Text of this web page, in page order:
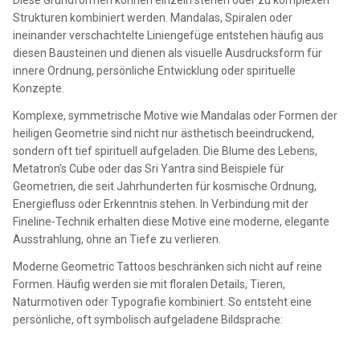
Strukturen kombiniert werden. Mandalas, Spiralen oder
ineinander verschachtelte Liniengefüge entstehen häufig aus
diesen Bausteinen und dienen als visuelle Ausdrucksform für
innere Ordnung, persönliche Entwicklung oder spirituelle
Konzepte.
Komplexe, symmetrische Motive wie Mandalas oder Formen der
heiligen Geometrie sind nicht nur ästhetisch beeindruckend,
sondern oft tief spirituell aufgeladen. Die Blume des Lebens,
Metatron’s Cube oder das Sri Yantra sind Beispiele für
Geometrien, die seit Jahrhunderten für kosmische Ordnung,
Energiefluss oder Erkenntnis stehen. In Verbindung mit der
Fineline-Technik erhalten diese Motive eine moderne, elegante
Ausstrahlung, ohne an Tiefe zu verlieren.
Moderne Geometric Tattoos beschränken sich nicht auf reine
Formen. Häufig werden sie mit floralen Details, Tieren,
Naturmotiven oder Typografie kombiniert. So entsteht eine
persönliche, oft symbolisch aufgeladene Bildsprache: